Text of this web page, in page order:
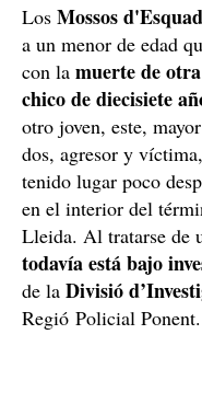
Los Mossos
a un menor de edad
con la muerte de
chico de diecisiete
otro joven, este,
dos, agresor y
tenido lugar poco
en el interior del
Lleida. Al tratarse de
todavía está bajo
de la Divisió
Regió Policial Ponent.